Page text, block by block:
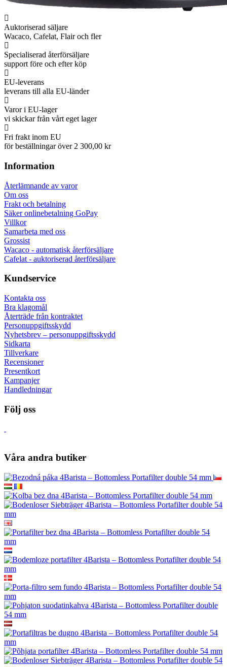
Auktoriserad säljare
Wacaco, Cafelat, Flair och fler
Specialiserad återförsäljare
support före och efter köp
EU-leverans
leverans till alla EU-länder
Varor i EU-lager
vi skickar från vårt eget lager
Fri frakt inom EU
för beställningar över 2 300,00 kr
Information
Återlämnande av varor
Om oss
Frakt och betalning
Säker onlinebetalning GoPay
Villkor
Samarbeta med oss
Grossist
Wacaco - automatisk återförsäljare
Cafelat - auktoriserad återförsäljare
Kundservice
Kontakta oss
Bra klagomål
Återträde från kontraktet
Personuppgiftsskydd
Nyhetsbrev – personuppgiftsskydd
Sidkarta
Tillverkare
Recensioner
Presentkort
Kampanjer
Handledningar
Följ oss
Våra andra butiker